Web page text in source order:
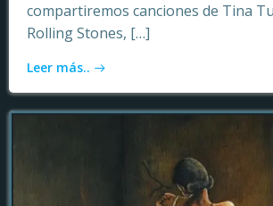
compartiremos canciones de Tina
Rolling Stones, […]
Leer más..